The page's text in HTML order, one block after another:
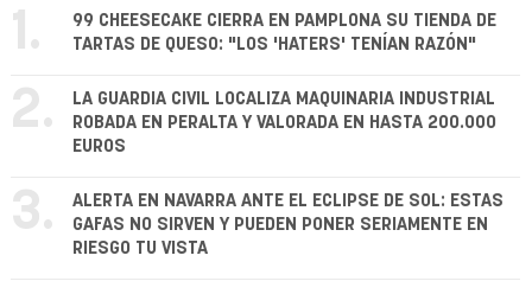
1.
99 CHEESECAKE CIERRA EN PAMPLONA SU TIENDA DE
TARTAS DE QUESO: "LOS 'HATERS' TENÍAN RAZÓN"
2.
LA GUARDIA CIVIL LOCALIZA MAQUINARIA INDUSTRIAL
ROBADA EN PERALTA Y VALORADA EN HASTA 200.000
EUROS
3.
ALERTA EN NAVARRA ANTE EL ECLIPSE DE SOL: ESTAS
GAFAS NO SIRVEN Y PUEDEN PONER SERIAMENTE EN
RIESGO TU VISTA